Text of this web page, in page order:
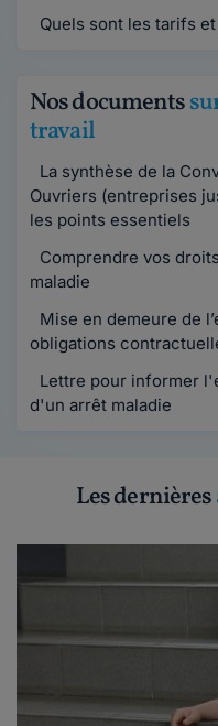
Quels sont les tarifs
Nos documents
travail
La synthèse de la
Ouvriers (entreprises
les points essentiels
Comprendre vos
maladie
Mise en demeure de
obligations
Lettre pour informer
d'un arrêt maladie
Les dernières